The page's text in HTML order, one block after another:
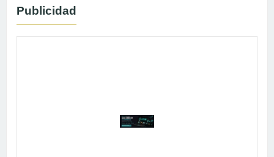
Publicidad
Publicidad